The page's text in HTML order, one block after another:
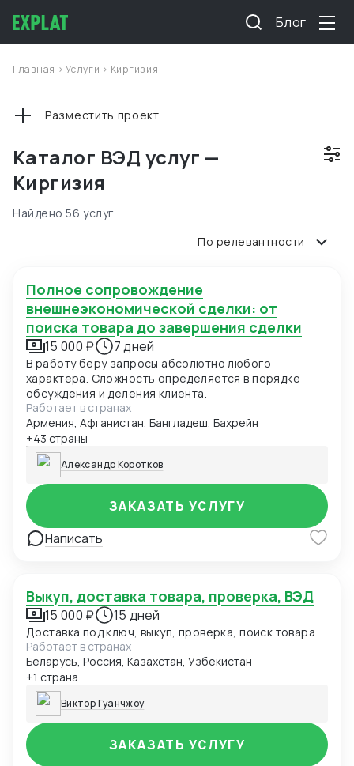
Блог
Главная >Услуги > Киргизия
Каталог ВЭД услуг —
Киргизия
Разместить проект
Найдено 56 услуг
По релевантности
Полное сопровождение
внешнеэкономической сделки: от
поиска товара до завершения сделки
15 000 ₽ 7 дней
В работу беру запросы абсолютно любого
характера. Сложность определяется в порядке
обсуждения и деления клиента.
Работает в странах
Армения, Афганистан, Бангладеш, Бахрейн
+43 страны
Александр Коротков
Написать
ЗАКАЗАТЬ УСЛУГУ
Выкуп, доставка товара, проверка, ВЭД
15 000 ₽ 15 дней
Доставка под ключ, выкуп, проверка, поиск товара
Работает в странах
Беларусь, Россия, Казахстан, Узбекистан
+1 страна
Виктор Гуанчжоу
ЗАКАЗАТЬ УСЛУГУ